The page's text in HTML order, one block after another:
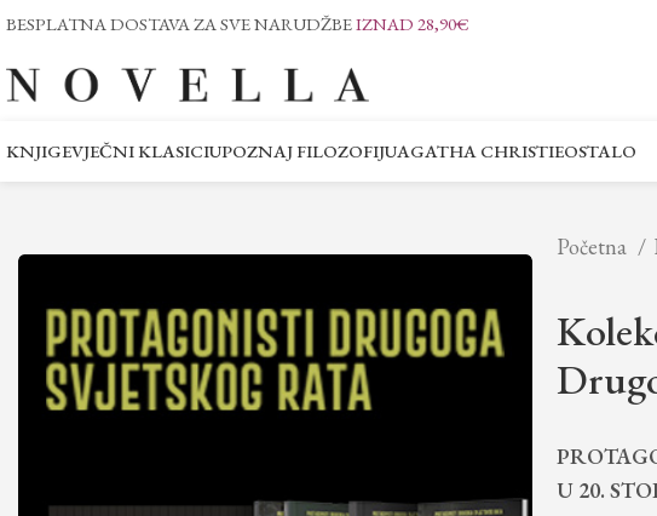
BESPLATNA DOSTAVA ZA SVE NARUDŽBEIZNAD 28,90€
KNJIGEVJEČNI KLASICIUPOZNAJ FILOZOFIJUAGATHA CHRISTIEOSTALO
Početna
U 20.